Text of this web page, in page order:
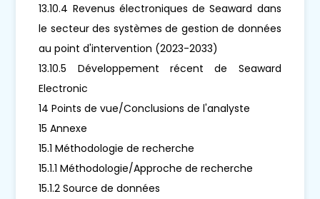
13.10.4 Revenus électroniques de Seaward dans
le secteur des systèmes de gestion de données
au point d'intervention (2023-2033)
13.10.5 Développement récent de Seaward
Electronic
14 Points de vue/Conclusions de l'analyste
15 Annexe
15.1 Méthodologie de recherche
15.1.1 Méthodologie/Approche de recherche
15.1.2 Source de données